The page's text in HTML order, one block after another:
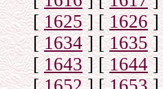
[ 1625] [1626]
[1634] [1635]
[1643] [1644]